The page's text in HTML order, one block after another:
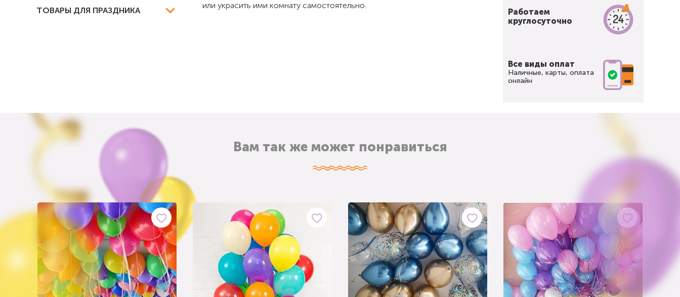
ТОВАРЫ ДЛЯ ПРАЗДНИКА
или украсить ими комнату самостоятельно.
Работаем
круглосуточно
Все виды оплат
Наличные, карты, оплата
онлайн
Вам так же может понравиться